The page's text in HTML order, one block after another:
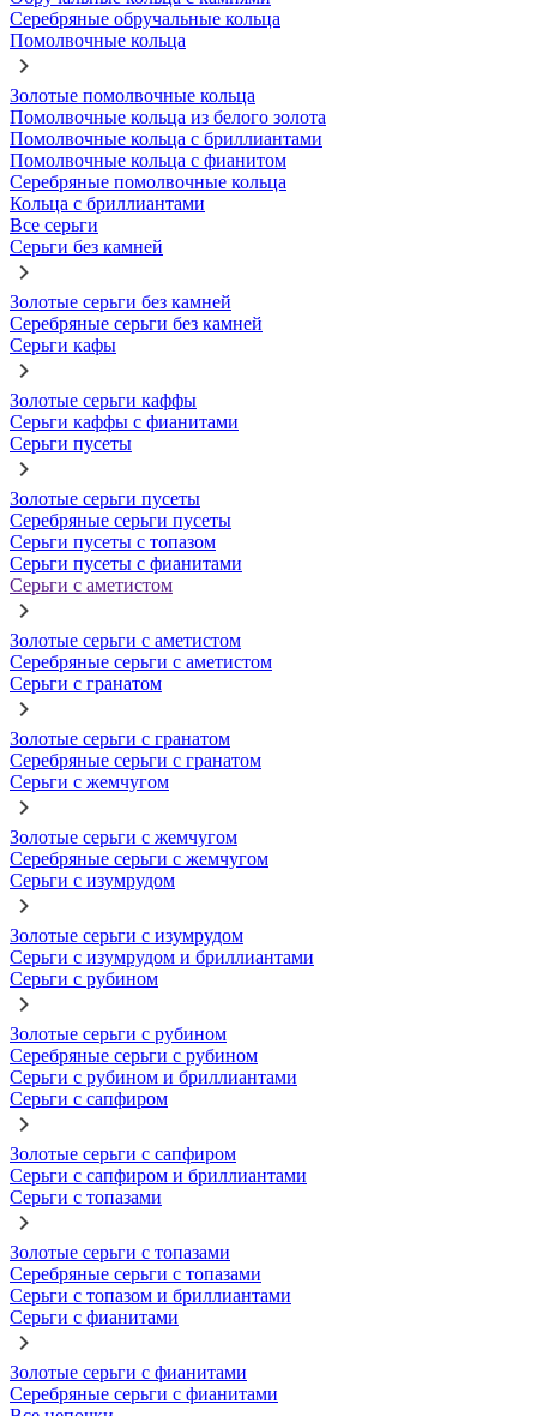
Серебряные обручальные кольца
Помолвочные кольца
Золотые помолвочные кольца
Помолвочные кольца из белого золота
Помолвочные кольца с бриллиантами
Помолвочные кольца с фианитом
Серебряные помолвочные кольца
Кольца с бриллиантами
Все серьги
Серьги без камней
Золотые серьги без камней
Серебряные серьги без камней
Серьги кафы
Золотые серьги каффы
Серьги каффы с фианитами
Серьги пусеты
Золотые серьги пусеты
Серебряные серьги пусеты
Серьги пусеты с топазом
Серьги пусеты с фианитами
Серьги с аметистом
Золотые серьги с аметистом
Серебряные серьги с аметистом
Серьги с гранатом
Золотые серьги с гранатом
Серебряные серьги с гранатом
Серьги с жемчугом
Золотые серьги с жемчугом
Серебряные серьги с жемчугом
Серьги с изумрудом
Золотые серьги с изумрудом
Серьги с изумрудом и бриллиантами
Серьги с рубином
Золотые серьги с рубином
Серебряные серьги с рубином
Серьги с рубином и бриллиантами
Серьги с сапфиром
Золотые серьги с сапфиром
Серьги с сапфиром и бриллиантами
Серьги с топазами
Золотые серьги с топазами
Серебряные серьги с топазами
Серьги с топазом и бриллиантами
Серьги с фианитами
Золотые серьги с фианитами
Серебряные серьги с фианитами